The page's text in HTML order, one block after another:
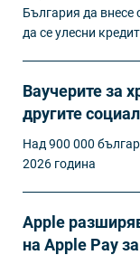
България да внесе
да се улесни
Ваучерите за
другите
Над 900 000
2026 година
Apple
на Apple Pay